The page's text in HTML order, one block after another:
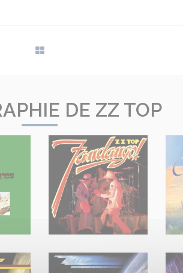
DE ZZ TOP